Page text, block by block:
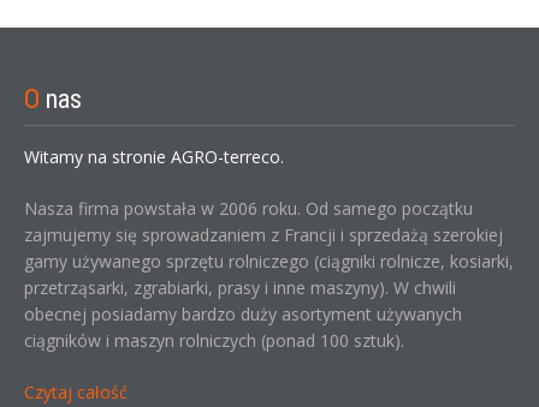
O nas
Witamy na stronie AGRO-terreco.
Nasza firma powstała w 2006 roku. Od samego początku
zajmujemy się sprowadzaniem z Francji i sprzedażą szerokiej
gamy używanego sprzętu rolniczego (ciągniki rolnicze, kosiarki,
przetrząsarki, zgrabiarki, prasy i inne maszyny). W chwili
obecnej posiadamy bardzo duży asortyment używanych
ciągników i maszyn rolniczych (ponad 100 sztuk).
Czytaj całość